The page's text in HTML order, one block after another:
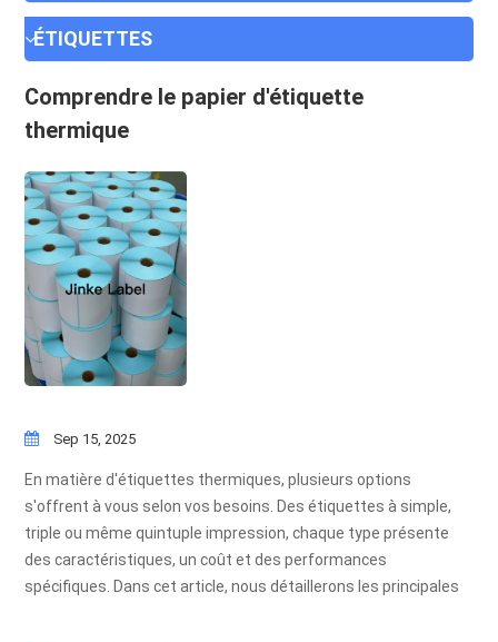
ÉTIQUETTES
Comprendre le papier d'étiquette
thermique
Sep 15, 2025
En matière d'étiquettes thermiques, plusieurs options
s'offrent à vous selon vos besoins. Des étiquettes à simple,
triple ou même quintuple impression, chaque type présente
des caractéristiques, un coût et des performances
spécifiques. Dans cet article, nous détaillerons les principales